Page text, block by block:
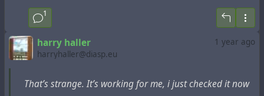
1
1 year ago
harry haller
harryhaller@diasp.eu
That’s strange. It’s working for me, i just checked it now